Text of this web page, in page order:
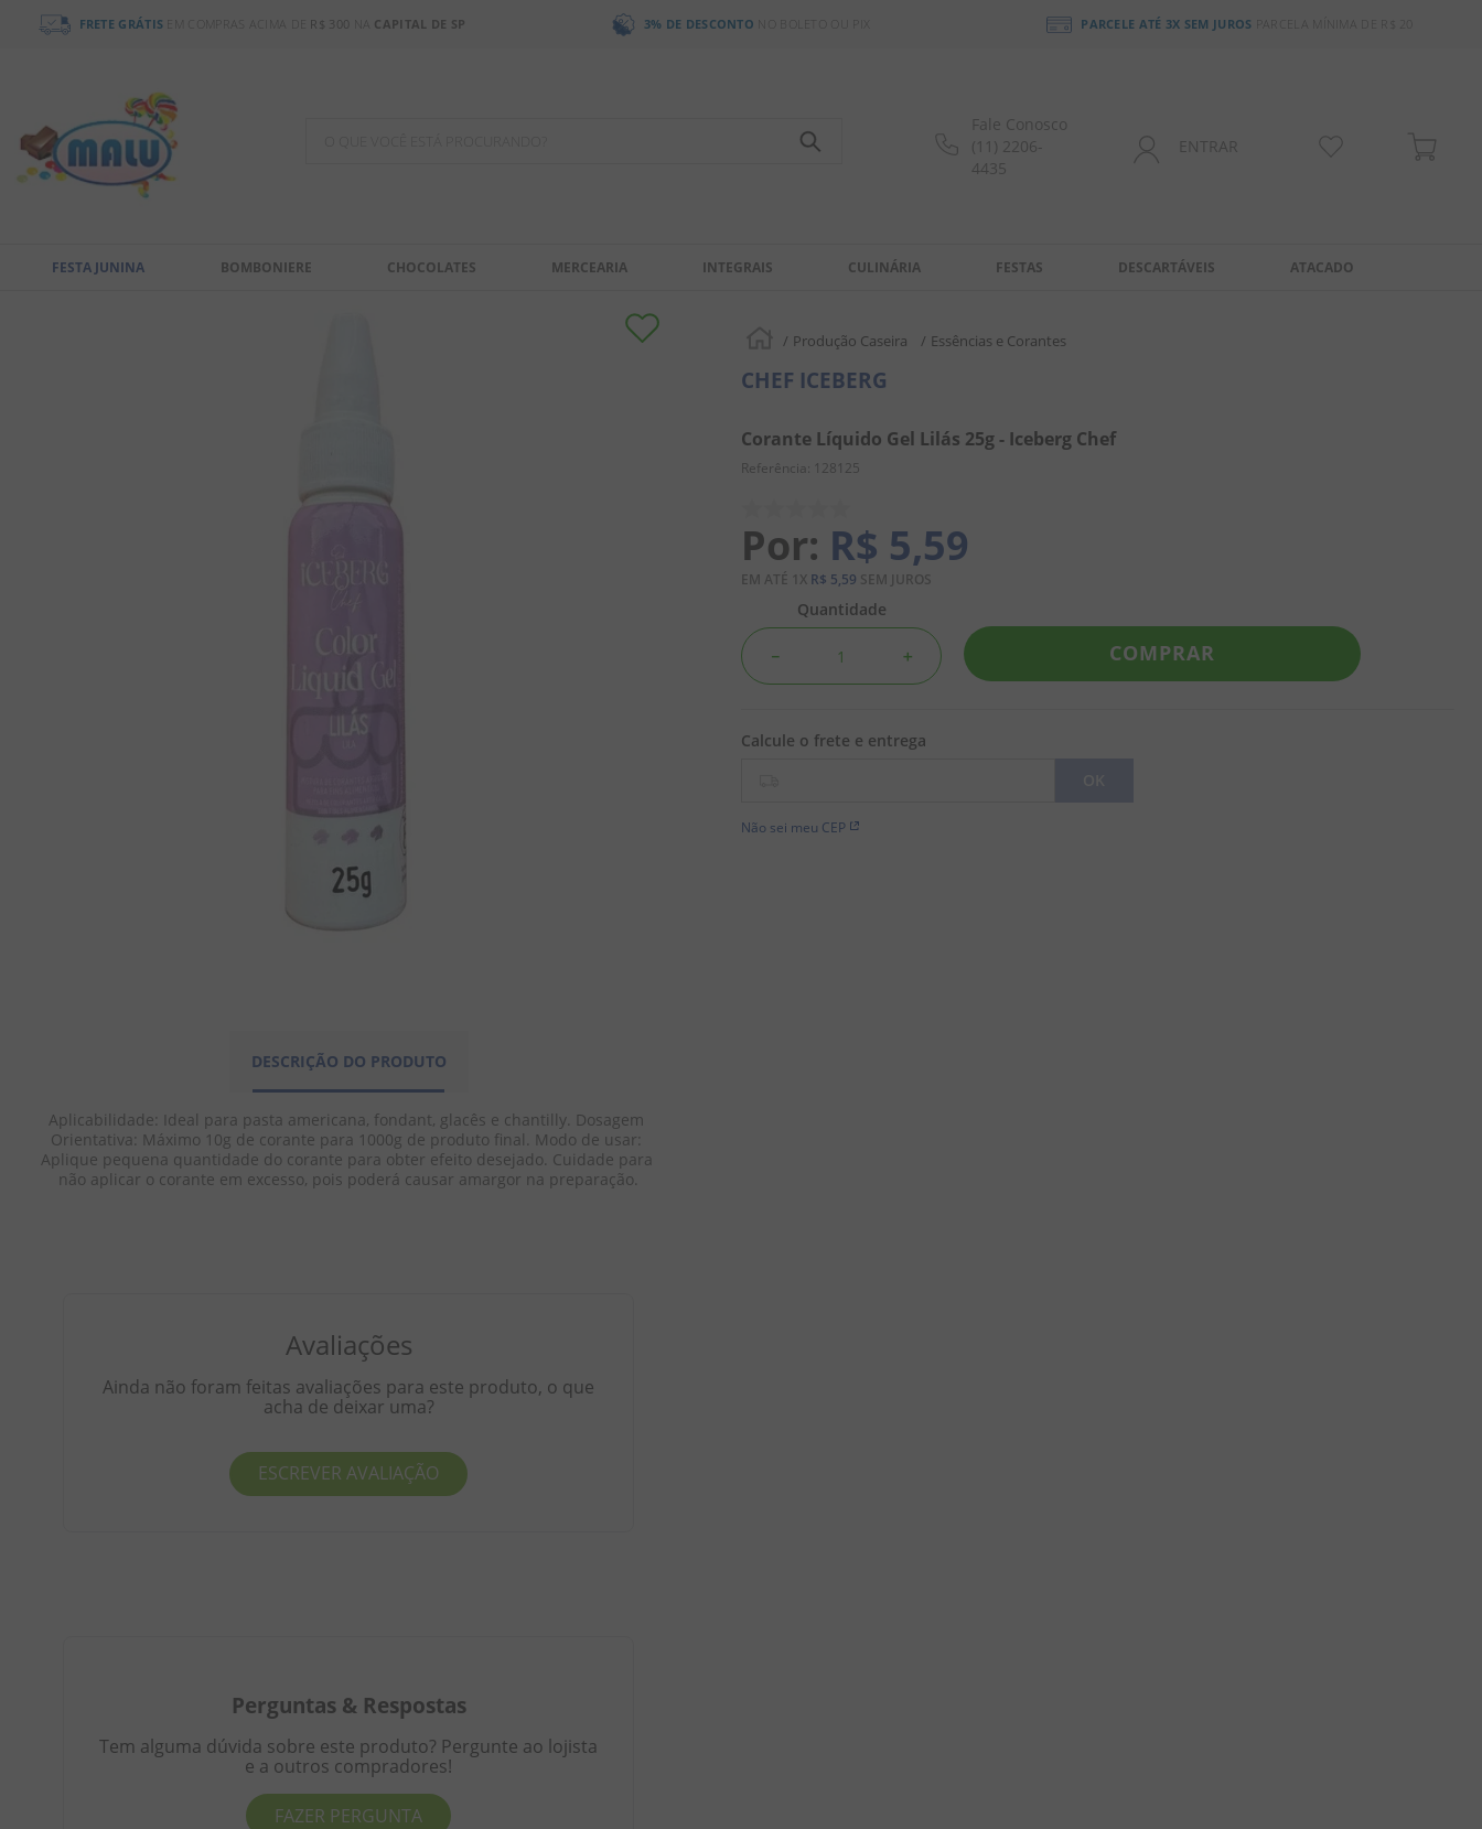
FRETE GRÁTIS EM COMPRAS ACIMA DE R$ 300 CAPITAL DE SP 3% DE DESCONTO PARCELE ATÉ 3X SEM JUROS PARCELA MÍNIMA DE R$ 20
Fale Conosco
(11) 2206-
4435
ENTRAR
FESTA JUNINA BOMBONIERE CHOCOLATES MERCEARIA INTEGRAIS CULINÁRIA FESTAS DESCARTÁVEIS ATACADO
DESCRIÇÃO DO PRODUTO
Aplicabilidade: Ideal para pasta americana, fondant, glacês e chantilly. Dosagem
Orientativa: Máximo 10g de corante para 1000g de produto final. Modo de usar:
Aplique pequena quantidade do corante para obter efeito desejado. Cuidade para
não aplicar o corante em excesso, pois poderá causar amargor na preparação.
Avaliações
Ainda não foram feitas avaliações para este produto, o que
acha de deixar uma?
ESCREVER AVALIAÇÃO
Perguntas & Respostas
Tem alguma dúvida sobre este produto? Pergunte ao lojista
e a outros compradores!
FAZER PERGUNTA
Produção Caseira Essências e Corantes
CHEF ICEBERG
Corante Líquido Gel Lilás 25g - Iceberg Chef
Referência : 128125
R$ 5,59
EM ATÉ 1 X R$ 5,59 SEM JUROS
Quantidade
＋
－ COMPRAR
Não sei meu CEP
TERMOS MAIS BUSCADOS
2º